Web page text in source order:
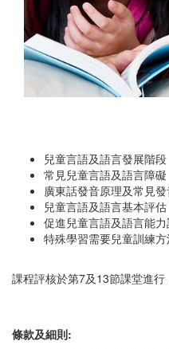
兒童言語及語言發展階段
常見兒童言語及語言障礙
廣東話發音原理及常見
兒童言語及語言基本評估
促進兒童言語及語言能力
特殊學習需要兒童訓練
課程評核於第7及13節課堂進行
條款及細則: